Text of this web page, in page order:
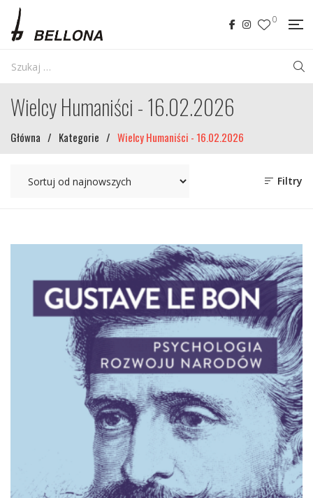
0
Wielcy Humaniści - 16.02.2026
Główna / Kategorie / Wielcy Humaniści - 16.02.2026
Filtry